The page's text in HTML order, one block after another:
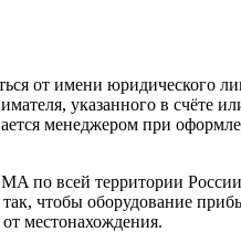
от имени юридического
указанного в счёте
менеджером при
по всей территории
чтобы оборудование
местонахождения.